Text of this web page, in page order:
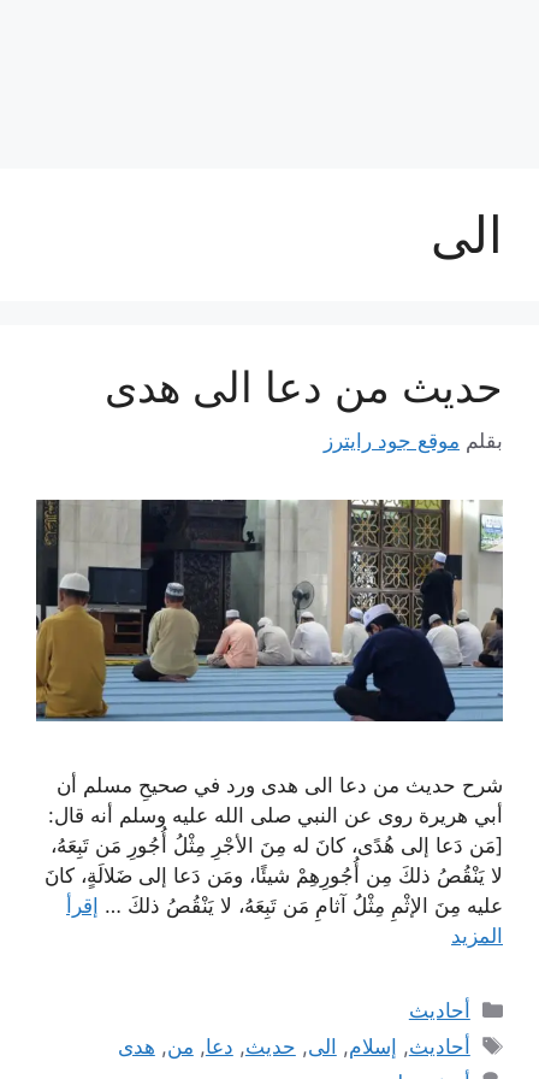
الى
حديث من دعا الى هدى
بقلم موقع جود رايترز
شرح حديث من دعا الى هدى ورد في صحيحِ مسلم أن
أبي هريرة روى عن النبي صلى الله عليه وسلم أنه قال:
[مَن دَعا إلى هُدًى، كانَ له مِنَ الأجْرِ مِثْلُ أُجُورِ مَن تَبِعَهُ،
لا يَنْقُصُ ذلكَ مِن أُجُورِهِمْ شيئًا، ومَن دَعا إلى ضَلالَةٍ، كانَ
عليه مِنَ الإثْمِ مِثْلُ آثامِ مَن تَبِعَهُ، لا يَنْقُصُ ذلكَ … إقرأ
المزيد
التصنيفات
أحاديث
الوسوم
أحاديث, إسلام, الى, حديث, دعا, من, هدى